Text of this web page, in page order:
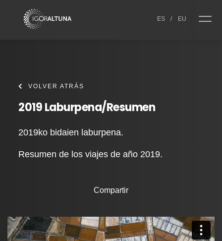
ES / EU
VOLVER ATRÁS
2019 Laburpena/Resumen
2019ko bidaien laburpena.
Resumen de los viajes de año 2019.
Compartir